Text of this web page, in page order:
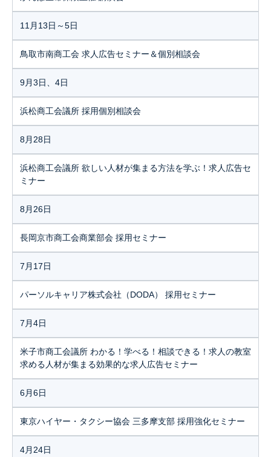
11月13日～5日
鳥取市南商工会 求人広告セミナー＆個別相談会
9月3日、4日
浜松商工会議所 採用個別相談会
8月28日
浜松商工会議所 欲しい人材が集まる方法を学ぶ！求人広告セ
ミナー
8月26日
長岡京市商工会商業部会 採用セミナー
7月17日
パーソルキャリア株式会社（DODA） 採用セミナー
7月4日
米子市商工会議所 わかる！学べる！相談できる！求人の教室
求める人材が集まる効果的な求人広告セミナー
6月6日
東京ハイヤー・タクシー協会 三多摩支部 採用強化セミナー
4月24日